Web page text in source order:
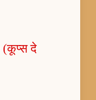
(कूप्स दे